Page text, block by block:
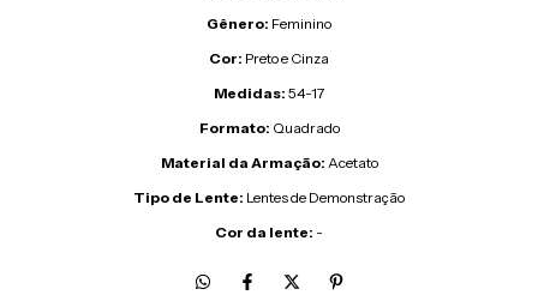
Gênero: Feminino
Cor: Preto e Cinza
Medidas: 54-17
Formato: Quadrado
Material da Armação: Acetato
Tipo de Lente: Lentes de Demonstração
Cor da lente: -